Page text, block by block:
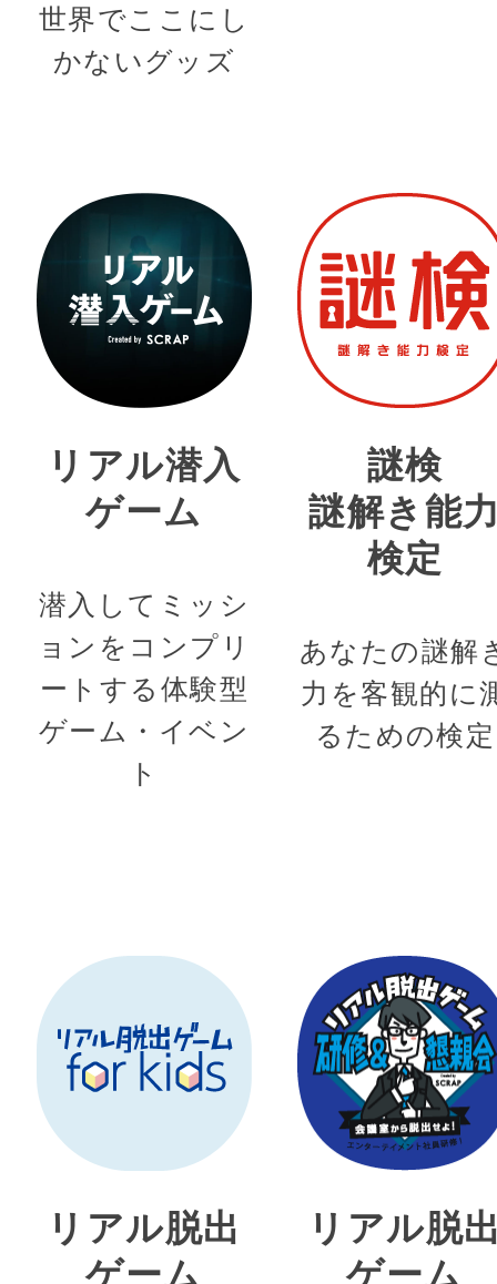
世界でここにし
かないグッズ
リアル潜入
ゲーム
潜入してミッシ
ョンをコンプリ
ートする体験型
ゲーム・イベン
ト
謎検
謎解き能
検定
あなたの謎解
力を客観的に
るための検定
リアル脱出
ゲーム
リアル脱
ゲーム